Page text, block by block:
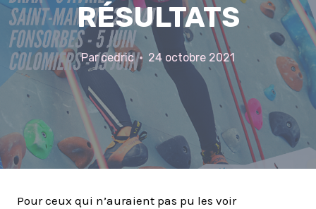
RÉSULTATS
Parcedric 24 octobre 2021
Pour ceux qui n’auraient pas pu les voir